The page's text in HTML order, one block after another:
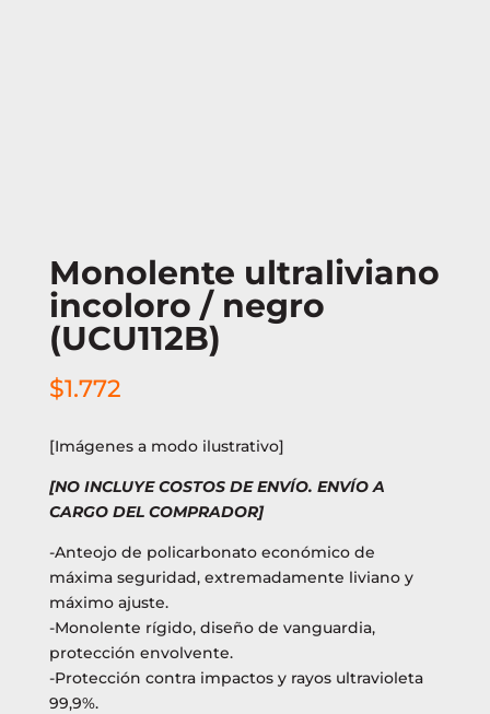
Monolente ultraliviano
incoloro / negro
(UCU112B)
$1.772
[Imágenes a modo ilustrativo]
[NO INCLUYE COSTOS DE ENVÍO. ENVÍO A
CARGO DEL COMPRADOR]
-Anteojo de policarbonato económico de
máxima seguridad, extremadamente liviano y
máximo ajuste.
-Monolente rígido, diseño de vanguardia,
protección envolvente.
-Protección contra impactos y rayos ultravioleta
99,9%.